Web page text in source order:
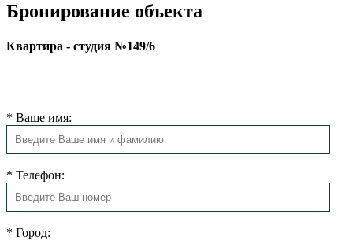
Бронирование объекта
Квартира - студия №149/6
* Ваше имя:
* Телефон:
* Город: